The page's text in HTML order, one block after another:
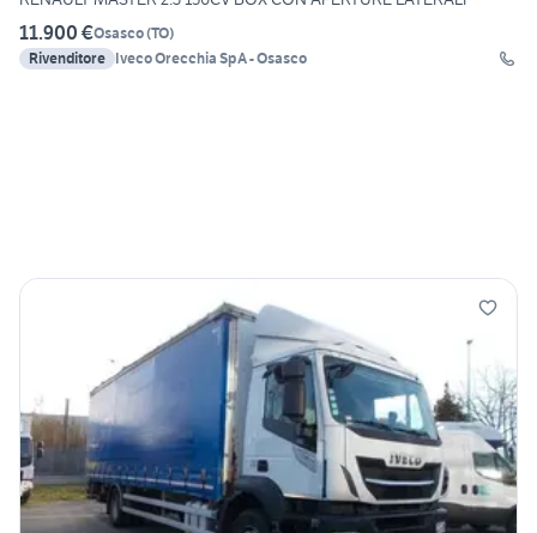
11.900 €Osasco(TO)
Rivenditore Iveco Orecchia SpA - Osasco